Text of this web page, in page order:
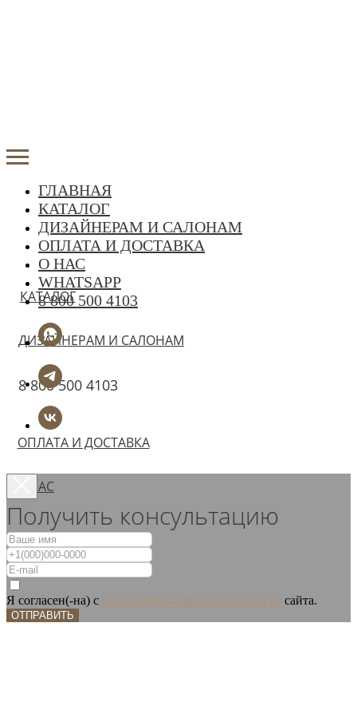
КАТАЛОГ
ДИЗАЙНЕРАМ И САЛОНАМ
8 800 500 4103
ОПЛАТА И ДОСТАВКА
О НАС
ГЛАВНАЯ
КАТАЛОГ
ДИЗАЙНЕРАМ И САЛОНАМ
ОПЛАТА И ДОСТАВКА
О НАС
WHATSAPP
8 800 500 4103
Получить консультацию
Я согласен(-на) с политикой конфиденциальности сайта.
ОТПРАВИТЬ